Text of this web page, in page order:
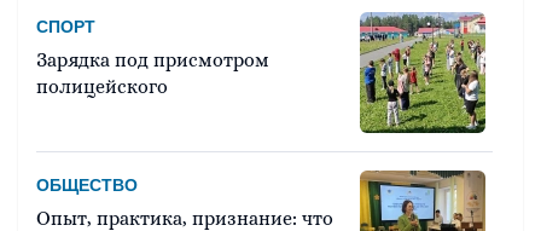
СПОРТ
Зарядка под присмотром
полицейского
ОБЩЕСТВО
Опыт, практика, признание: что